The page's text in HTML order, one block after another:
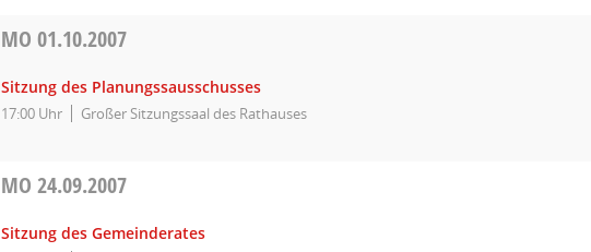
MO01.10.2007
Sitzung des Planungssausschusses
17:00 Uhr Großer Sitzungssaal des Rathauses
MO24.09.2007
Sitzung des Gemeinderates